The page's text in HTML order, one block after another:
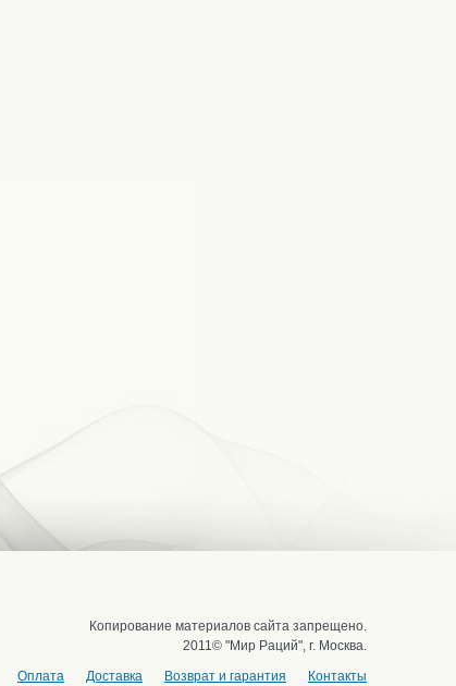
Копирование материалов сайта запрещено.
2011© "Мир Раций", г. Москва.
Оплата
Доставка Возврат и гарантия Контакты